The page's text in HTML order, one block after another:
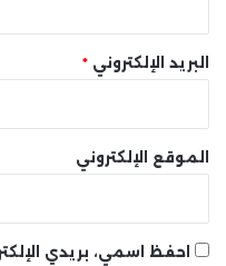
البريد الإلكتروني *
الموقع الإلكتروني
احفظ اسمي، بريدي